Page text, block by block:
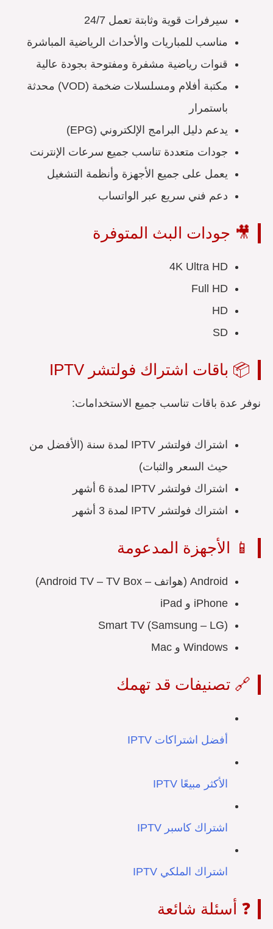
سيرفرات قوية وثابتة تعمل 24/7
مناسب للمباريات والأحداث الرياضية المباشرة
قنوات رياضية مشفرة ومفتوحة بجودة عالية
مكتبة أفلام ومسلسلات ضخمة (VOD) محدثة
باستمرار
يدعم دليل البرامج الإلكتروني (EPG)
جودات متعددة تناسب جميع سرعات الإنترنت
يعمل على جميع الأجهزة وأنظمة التشغيل
دعم فني سريع عبر الواتساب
🎥 جودات البث المتوفرة
4K Ultra HD
Full HD
HD
SD
📦 باقات اشتراك فولتشر IPTV
نوفر عدة باقات تناسب جميع الاستخدامات:
اشتراك فولتشر IPTV لمدة سنة (الأفضل من
حيث السعر والثبات)
اشتراك فولتشر IPTV لمدة 6 أشهر
اشتراك فولتشر IPTV لمدة 3 أشهر
📱 الأجهزة المدعومة
Android (هواتف – Android TV – TV Box)
iPhone و iPad
Smart TV (Samsung – LG)
Windows و Mac
🔗 تصنيفات قد تهمك
أفضل اشتراكات IPTV
الأكثر مبيعًا IPTV
اشتراك كاسبر IPTV
اشتراك الملكي IPTV
❓ أسئلة شائعة